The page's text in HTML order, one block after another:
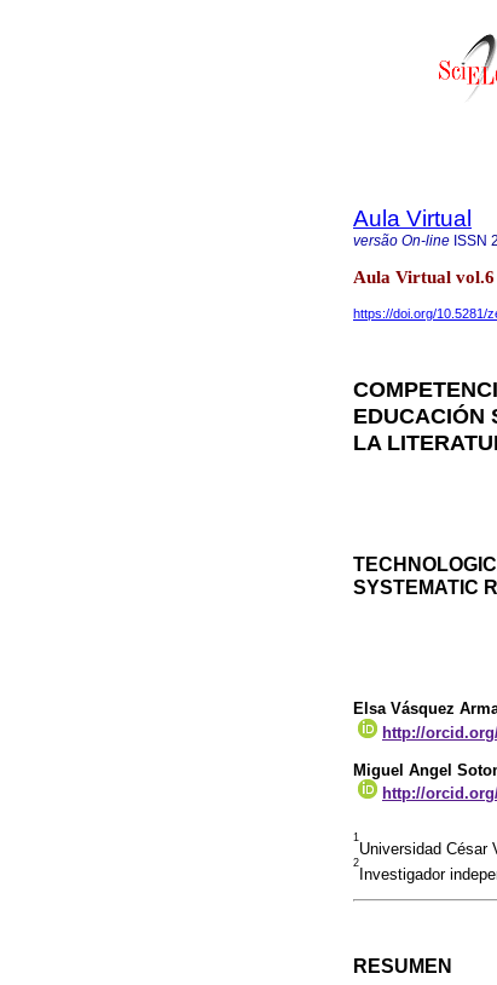
Aula Virtual
versão On-line ISSN
Aula Virtual vol.6
https://doi.org/10.5281/
EDUCACIÓN
LA
SYSTEMATIC
Elsa Vásquez
http://orcid.org/
Miguel Angel
http://orcid.org/
1
Universidad César
2
Investigador
RESUMEN